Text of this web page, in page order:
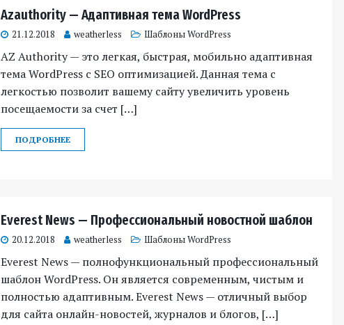
Azauthority — Адаптивная тема WordPress
21.12.2018 weatherless Шаблоны WordPress
AZ Authority — это легкая, быстрая, мобильно адаптивная
тема WordPress с SEO оптимизацией. Данная тема с
легкостью позволит вашему сайту увеличить уровень
посещаемости за счет […]
ПОДРОБНЕЕ
Everest News — Профессиональный новостной шаблон
20.12.2018 weatherless Шаблоны WordPress
Everest News — полнофункциональный профессиональный
шаблон WordPress. Он является современным, чистым и
полностью адаптивным. Everest News — отличный выбор
для сайта онлайн-новостей, журналов и блогов, […]